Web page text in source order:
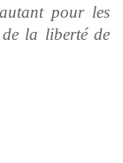
pour les
la liberté de